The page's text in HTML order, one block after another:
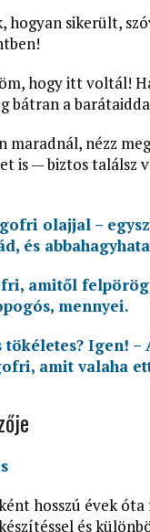
hogyan sikerült,
hogy itt voltál!
bátran a
maradnál, nézz
is — biztos találsz
olajjal –
és
amitől
mennyei.
Igen! –
amit valaha
hosszú évek
és